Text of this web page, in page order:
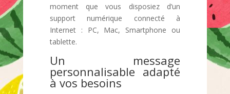
moment que vous disposiez d’un
support numérique connecté à
Internet : PC, Mac, Smartphone ou
tablette.
Un message
personnalisable adapté
à vos besoins